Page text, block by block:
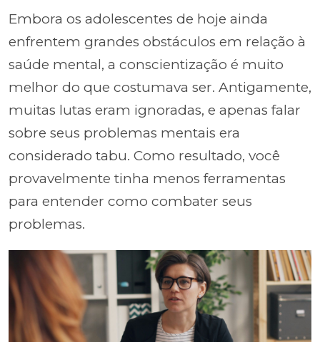
Embora os adolescentes de hoje ainda
enfrentem grandes obstáculos em relação à
saúde mental, a conscientização é muito
melhor do que costumava ser. Antigamente,
muitas lutas eram ignoradas, e apenas falar
sobre seus problemas mentais era
considerado tabu. Como resultado, você
provavelmente tinha menos ferramentas
para entender como combater seus
problemas.